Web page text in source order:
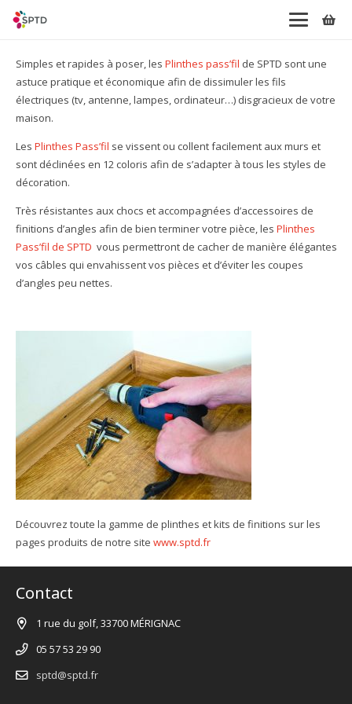
Simples et rapides à poser, les Plinthes pass’fil de SPTD sont une
astuce pratique et économique afin de dissimuler les fils
électriques (tv, antenne, lampes, ordinateur…) disgracieux de votre
maison.
Les Plinthes Pass’fil se vissent ou collent facilement aux murs et
sont déclinées en 12 coloris afin de s’adapter à tous les styles de
décoration.
Très résistantes aux chocs et accompagnées d’accessoires de
finitions d’angles afin de bien terminer votre pièce, les Plinthes
Pass’fil de SPTD vous permettront de cacher de manière élégantes
vos câbles qui envahissent vos pièces et d’éviter les coupes
d’angles peu nettes.
Découvrez toute la gamme de plinthes et kits de finitions sur les
pages produits de notre site www.sptd.fr
Contact
1 rue du golf, 33700 MÉRIGNAC
05 57 53 29 90
sptd@sptd.fr